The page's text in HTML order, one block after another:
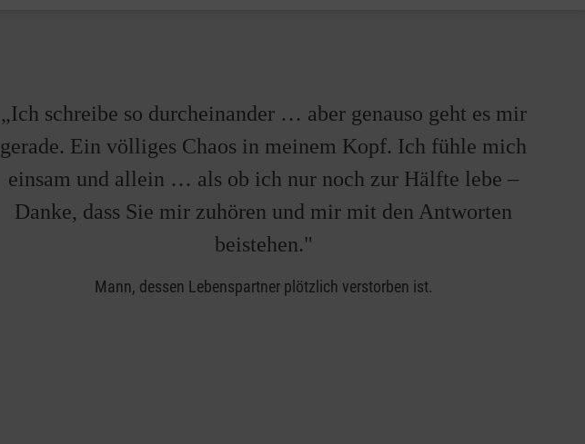
„Ich schreibe so durcheinander … aber genauso geht es mir
gerade. Ein völliges Chaos in meinem Kopf. Ich fühle mich
einsam und allein … als ob ich nur noch zur Hälfte lebe –
Danke, dass Sie mir zuhören und mir mit den Antworten
beistehen."
Mann, dessen Lebenspartner plötzlich verstorben ist.